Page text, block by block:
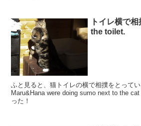
トイレ横で
the toilet.
ふと見ると、猫トイレの横で相撲をとってい
Maru&Hana were doing sumo next to the cat litter box.
った！